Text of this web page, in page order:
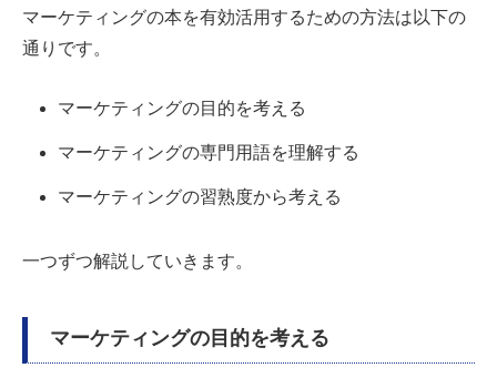
マーケティングの本を有効活用するための方法は以下の
通りです。
マーケティングの目的を考える
マーケティングの専門用語を理解する
マーケティングの習熟度から考える
一つずつ解説していきます。
マーケティングの目的を考える